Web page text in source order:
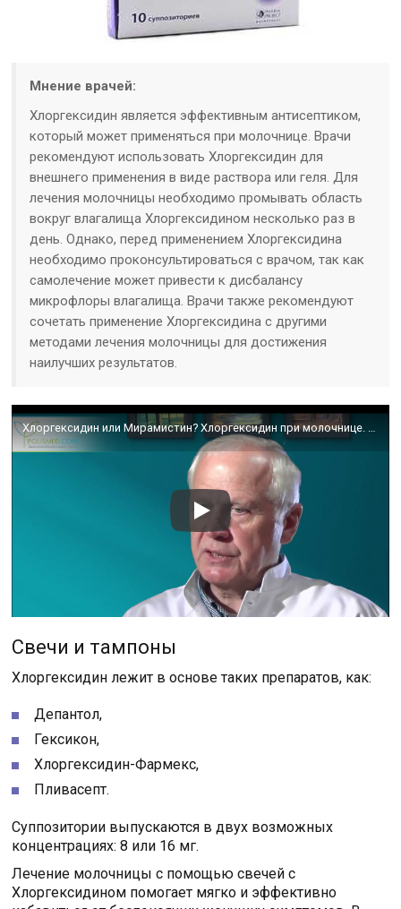
Мнение врачей:
Хлоргексидин является эффективным антисептиком,
который может применяться при молочнице. Врачи
рекомендуют использовать Хлоргексидин для
внешнего применения в виде раствора или геля. Для
лечения молочницы необходимо промывать область
вокруг влагалища Хлоргексидином несколько раз в
день. Однако, перед применением Хлоргексидина
необходимо проконсультироваться с врачом, так как
самолечение может привести к дисбалансу
микрофлоры влагалища. Врачи также рекомендуют
сочетать применение Хлоргексидина с другими
методами лечения молочницы для достижения
наилучших результатов.
Свечи и тампоны
Хлоргексидин лежит в основе таких препаратов, как:
Депантол,
Гексикон,
Хлоргексидин-Фармекс,
Пливасепт.
Суппозитории выпускаются в двух возможных
концентрациях: 8 или 16 мг.
Лечение молочницы с помощью свечей с
Хлоргексидином помогает мягко и эффективно